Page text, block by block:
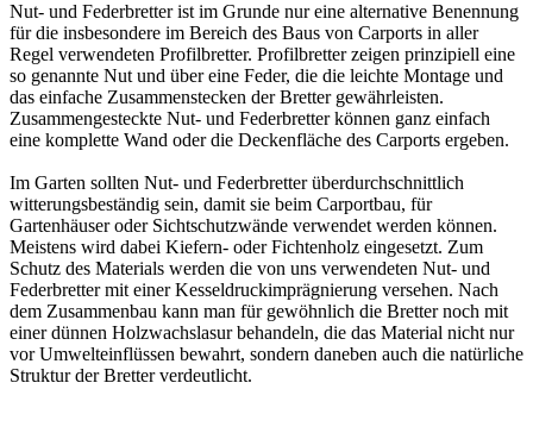
Nut- und Federbretter ist im Grunde nur eine alternative Benennung
für die insbesondere im Bereich des Baus von Carports in aller
Regel verwendeten Profilbretter. Profilbretter zeigen prinzipiell eine
so genannte Nut und über eine Feder, die die leichte Montage und
das einfache Zusammenstecken der Bretter gewährleisten.
Zusammengesteckte Nut- und Federbretter können ganz einfach
eine komplette Wand oder die Deckenfläche des Carports ergeben.
Im Garten sollten Nut- und Federbretter überdurchschnittlich
witterungsbeständig sein, damit sie beim Carportbau, für
Gartenhäuser oder Sichtschutzwände verwendet werden können.
Meistens wird dabei Kiefern- oder Fichtenholz eingesetzt. Zum
Schutz des Materials werden die von uns verwendeten Nut- und
Federbretter mit einerKesseldruckimprägnierung versehen. Nach
dem Zusammenbau kann man für gewöhnlich die Bretter noch mit
einer dünnen Holzwachslasur behandeln, die das Material nicht nur
vor Umwelteinflüssen bewahrt, sondern daneben auch die natürliche
Struktur der Bretter verdeutlicht.